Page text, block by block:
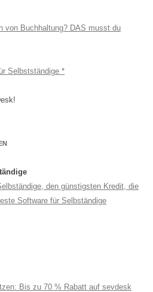
von Buchhaltung? DAS musst du
Selbstständige
den günstigsten Kredit, die
Software für Selbständige
Bis zu 70 % Rabatt auf sevdesk